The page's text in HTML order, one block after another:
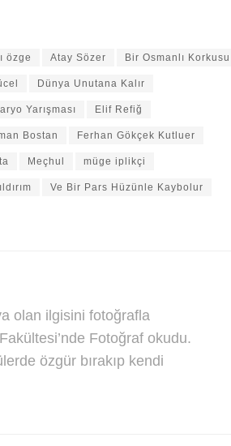
özge Atay Sözer Bir Osmanlı Korkusu
Dünya Unutana Kalır
Yarışması Elif Refiğ
Bostan Ferhan Gökçek Kutluer
Meçhul müge iplikçi
Ve Bir Pars Hüzünle Kaybolur
olan ilgisini fotoğrafla
Fotoğraf okudu.
özgür bırakıp kendi